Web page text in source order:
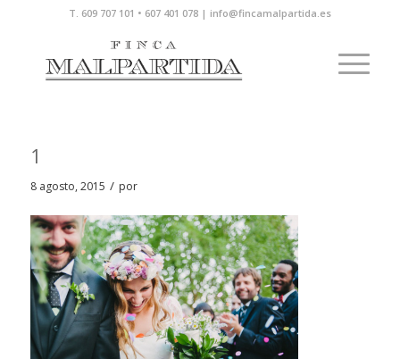
T. 609 707 101 • 607 401 078 | info@fincamalpartida.es
1
8 agosto, 2015 / por